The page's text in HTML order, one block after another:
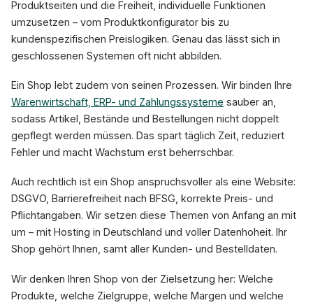
Produktseiten und die Freiheit, individuelle Funktionen
umzusetzen – vom Produktkonfigurator bis zu
kundenspezifischen Preislogiken. Genau das lässt sich in
geschlossenen Systemen oft nicht abbilden.
Ein Shop lebt zudem von seinen Prozessen. Wir binden Ihre
Warenwirtschaft, ERP- und Zahlungssysteme sauber an,
sodass Artikel, Bestände und Bestellungen nicht doppelt
gepflegt werden müssen. Das spart täglich Zeit, reduziert
Fehler und macht Wachstum erst beherrschbar.
Auch rechtlich ist ein Shop anspruchsvoller als eine Website:
DSGVO, Barrierefreiheit nach BFSG, korrekte Preis- und
Pflichtangaben. Wir setzen diese Themen von Anfang an mit
um – mit Hosting in Deutschland und voller Datenhoheit. Ihr
Shop gehört Ihnen, samt aller Kunden- und Bestelldaten.
Wir denken Ihren Shop von der Zielsetzung her: Welche
Produkte, welche Zielgruppe, welche Margen und welche